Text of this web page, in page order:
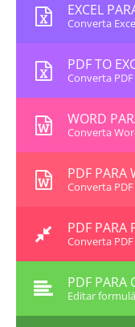
EXCEL
Converta
PDF TO
Converta
WORD
Converta
PDF PARA
Converta
PDF PARA
Converta
PDF PARA
Editar